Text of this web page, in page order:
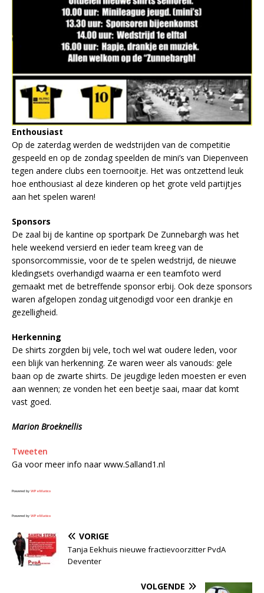
Enthousiast
Op de zaterdag werden de wedstrijden van de competitie
gespeeld en op de zondag speelden de mini’s van Diepenveen
tegen andere clubs een toernooitje. Het was ontzettend leuk
hoe enthousiast al deze kinderen op het grote veld partijtjes
aan het spelen waren!
Sponsors
De zaal bij de kantine op sportpark De Zunnebargh was het
hele weekend versierd en ieder team kreeg van de
sponsorcommissie, voor de te spelen wedstrijd, de nieuwe
kledingsets overhandigd waarna er een teamfoto werd
gemaakt met de betreffende sponsor erbij. Ook deze sponsors
waren afgelopen zondag uitgenodigd voor een drankje en
gezelligheid.
Herkenning
De shirts zorgden bij vele, toch wel wat oudere leden, voor
een blijk van herkenning. Ze waren weer als vanouds: gele
baan op de zwarte shirts. De jeugdige leden moesten er even
aan wennen; ze vonden het een beetje saai, maar dat komt
vast goed.
Marion Broeknellis
Tweeten
Ga voor meer info naar www.Salland1.nl
Powered by WPeMatico
Powered by WPeMatico
VORIGE
Tanja Eekhuis nieuwe fractievoorzitter PvdA
Deventer
VOLGENDE